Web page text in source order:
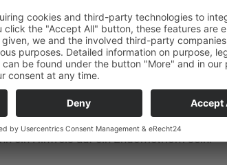
ist zu beachten, dass bei der
Dies wird explizit auch in den
Knoten in der Scheide zu erkennen.
Hier sollte neben der Beweglichkeit
palpiert werden. Häufig finden
Dies korreliert meist mit den
Eine rektale Untersuchung ist
und Dysurien klagen, zwingend
ein Hinweis auf ein Endometriom sein.